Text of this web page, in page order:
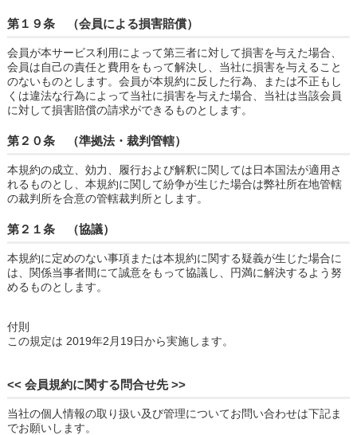
第１９条 （会員による損害賠償）
会員が本サービス利用によって第三者に対して損害を与えた場合、
会員は自己の責任と費用をもって解決し、当社に損害を与えること
のないものとします。会員が本規約に反した行為、または不正もし
くは違法な行為によって当社に損害を与えた場合、当社は当該会員
に対して損害賠償の請求ができるものとします。
第２０条 （準拠法・裁判管轄）
本規約の成立、効力、履行および解釈に関しては日本国法が適用さ
れるものとし、本規約に関して紛争が生じた場合は弊社所在地管轄
の裁判所を合意の管轄裁判所とします。
第２１条 （協議）
本規約に定めのない事項または本規約に関する疑義が生じた場合に
は、関係当事者間にて誠意をもって協議し、円満に解決するよう努
めるものとします。
付則
この規定は 2019年2月19日から実施します。
<< 会員規約に関する問合せ先 >>
当社の個人情報の取り扱い及び管理についてお問い合わせは下記ま
でお願いします。